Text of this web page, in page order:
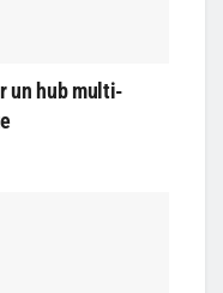
un hub multi-